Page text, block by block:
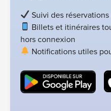
Suivi des
Billets et itinéraires
hors connexion
Notifications utiles